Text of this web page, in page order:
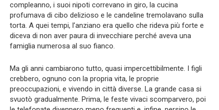
compleanno, i suoi nipoti correvano in giro, la cucina
profumava di cibo delizioso e le candeline tremolavano sulla
torta. A quei tempi, l’anziano era quello che rideva più forte e
diceva di non aver paura di invecchiare perché aveva una
famiglia numerosa al suo fianco.
Ma gli anni cambiarono tutto, quasi impercettibilmente. I figli
crebbero, ognuno con la propria vita, le proprie
preoccupazioni, e vivendo in città diverse. La grande casa si
svuotò gradualmente. Prima, le feste vivaci scomparvero, poi